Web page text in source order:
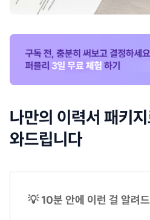
나만의 이력서 패키
와드립니다
💡 10분 안에 이런 걸 알려